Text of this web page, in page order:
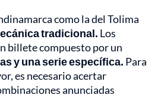
como la del Tolima
tradicional. Los
billete compuesto por un
y una serie específica. Para
es necesario acertar
anunciadas